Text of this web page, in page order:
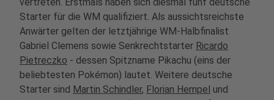
Starter für die WM qualifiziert. Als aussichtsreichste
Anwärter gelten der letztjährige WM-Halbfinalist
Gabriel Clemens sowie Senkrechtstarter Ricardo
Pietreczko - dessen Spitzname Pikachu (eins der
beliebtesten Pokémon) lautet. Weitere deutsche
Starter sind Martin Schindler, Florian Hempel und